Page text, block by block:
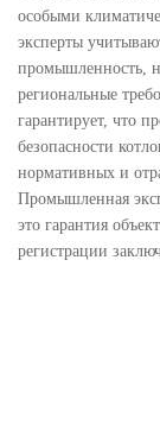
особыми
эксперты
промышленность,
региональные
гарантирует, что
безопасности
нормативных и
Промышленная
это гарантия
регистрации